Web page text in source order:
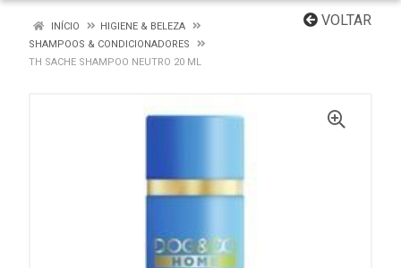
VOLTAR
INÍCIO
HIGIENE & BELEZA
SHAMPOOS & CONDICIONADORES
TH SACHE SHAMPOO NEUTRO 20 ML